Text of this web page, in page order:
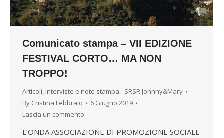
Comunicato stampa – VII EDIZIONE
FESTIVAL CORTO… MA NON
TROPPO!
Articoli, interviste e note stampa - SRSR Johnny&Mary
By Cristina Febbraio
6 Giugno 2019
Lascia un commento
L’ONDA ASSOCIAZIONE DI PROMOZIONE SOCIALE